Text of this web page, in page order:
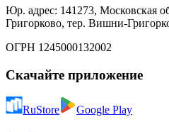
Юр. адрес: 141273, Московская
Григорково, тер. Вишни-
ОГРН 1245000132002
Скачайте приложение
RuStore Google Play